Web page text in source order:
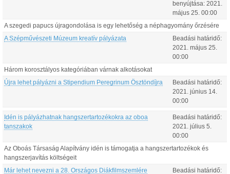
benyújtása: 2021.
május 25 00:00
A szegedi papucs újragondolása is egy lehetőség a néphagyomány őrzésére
A Szépművészeti Múzeum kreatív pályázata
Beadási határidő:
2021.
május 25
00:00
Három korosztályos kategóriában várnak alkotásokat
Újra lehet pályázni a Stipendium Peregrinum Ösztöndíjra
Beadási határidő:
2021.
június 14
00:00
Idén is pályázhatnak hangszertartozékokra az oboa
tanszakok
Beadási határidő:
2021.
július 5
00:00
Az Oboás Társaság Alapítvány idén is támogatja a hangszertartozékok és
hangszerjavítás költségeit
Már lehet nevezni a 28. Országos Diákfilmszemlére
Beadási határidő: